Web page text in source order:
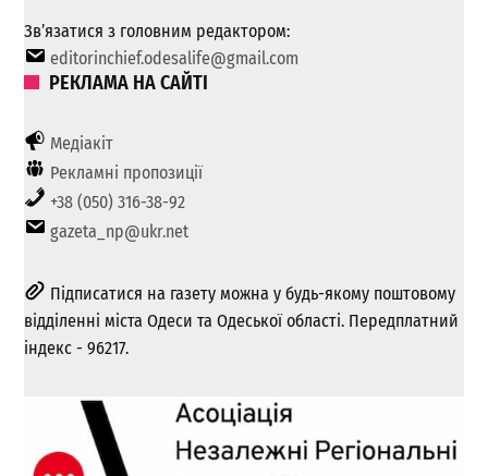
Зв’язатися з головним редактором:
editorinchief.odesalife@gmail.com
РЕКЛАМА НА САЙТІ
Медіакіт
Рекламні пропозиції
+38 (050) 316-38-92
gazeta_np@ukr.net
Підписатися на газету можна у будь-якому поштовому
відділенні міста Одеси та Одеської області. Передплатний
індекс - 96217.